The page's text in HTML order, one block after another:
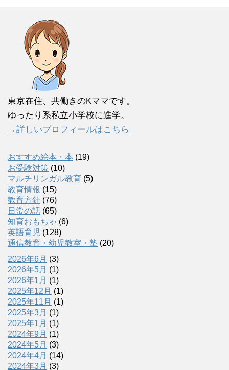
東京在住、共働きのKママです。
ゆったり系私立小学校に進学。
→詳しいプロフィールはこちら
おすすめ絵本・本 (19)
お受験対策 (10)
マルチリンガル教育 (5)
教育情報 (15)
教育方針 (76)
日常の話 (65)
知育おもちゃ (6)
英語育児 (128)
通信教育・幼児教室・塾 (20)
2026年6月 (3)
2026年5月 (1)
2026年1月 (1)
2025年12月 (1)
2025年11月 (1)
2025年3月 (1)
2025年1月 (1)
2024年9月 (1)
2024年5月 (3)
2024年4月 (14)
2024年3月 (3)